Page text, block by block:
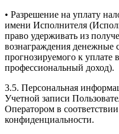
• Разрешение на уплату
имени Исполнителя
право удерживать из
вознаграждения денежные
прогнозируемого к уплате
профессиональный доход).
3.5. Персональная
Учетной записи
Оператором в
конфиденциальности.